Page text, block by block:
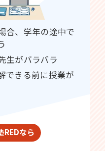
合、学年の途中で
生がバラバラ
できる前に授業が
REDなら